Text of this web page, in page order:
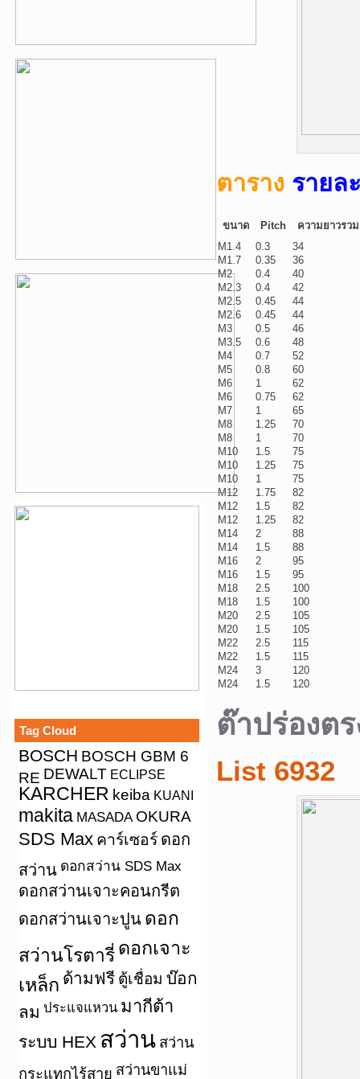
Tag Cloud
BOSCH BOSCH GBM 6
RE DEWALT ECLIPSE
KARCHER keiba KUANI
makita MASADA OKURA
SDS Max คาร์เซอร์ ดอก
สว่าน ดอกสว่าน SDS Max
ดอกสว่านเจาะคอนกรีต
ดอกสว่านเจาะปูน ดอก
สว่านโรตารี่ ดอกเจาะ
เหล็ก ด้ามฟรี ตู้เชื่อม บ๊อก
ลม ประแจแหวน มากีต้า
ระบบ HEX สว่าน สว่าน
กระแทกไร้สาย สว่านขาแม่
ตาราง รายล
ขนาด Pitch
ความยาวรวม
M1.4
0.3
34
M1.7
0.35
36
M2
0.4
40
M2.3
0.4
42
M2.5
0.45
44
M2.6
0.45
44
M3
0.5
46
M3.5
0.6
48
M4
0.7
52
M5
0.8
60
M6
1
62
M6
0.75
62
M7
1
65
M8
1.25
70
M8
1
70
M10
1.5
75
M10
1.25
75
M10
1
75
M12
1.75
82
M12
1.5
82
M12
1.25
82
M14
2
88
M14
1.5
88
M16
2
95
M16
1.5
95
M18
2.5
100
M18
1.5
100
M20
2.5
105
M20
1.5
105
M22
2.5
115
M22
1.5
115
M24
3
120
M24
1.5 120
ต๊าปร่องต
List 6932